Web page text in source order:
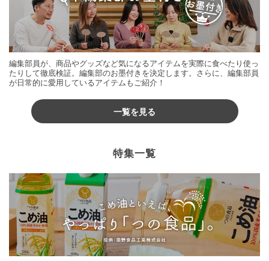
編集部員が、商品やグッズなど気になるアイテムを実際に食べたり使っ
たりして徹底検証。編集部のお墨付きを決定します。さらに、編集部員
が日常的に愛用しているアイテムもご紹介！
一覧を見る
特集一覧